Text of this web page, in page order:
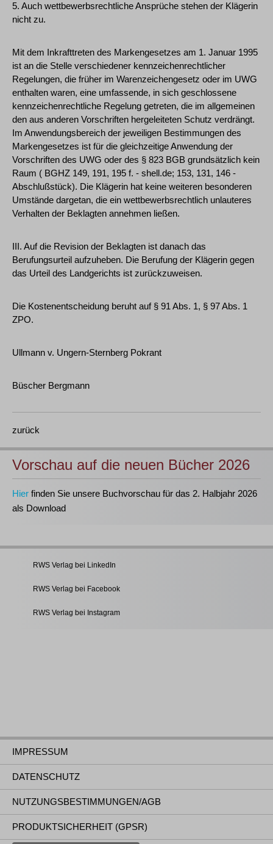
5. Auch wettbewerbsrechtliche Ansprüche stehen der Klägerin
nicht zu.
Mit dem Inkrafttreten des Markengesetzes am 1. Januar 1995
ist an die Stelle verschiedener kennzeichenrechtlicher
Regelungen, die früher im Warenzeichengesetz oder im UWG
enthalten waren, eine umfassende, in sich geschlossene
kennzeichenrechtliche Regelung getreten, die im allgemeinen
den aus anderen Vorschriften hergeleiteten Schutz verdrängt.
Im Anwendungsbereich der jeweiligen Bestimmungen des
Markengesetzes ist für die gleichzeitige Anwendung der
Vorschriften des UWG oder des § 823 BGB grundsätzlich kein
Raum ( BGHZ 149, 191, 195 f. - shell.de; 153, 131, 146 -
Abschlußstück). Die Klägerin hat keine weiteren besonderen
Umstände dargetan, die ein wettbewerbsrechtlich unlauteres
Verhalten der Beklagten annehmen ließen.
III. Auf die Revision der Beklagten ist danach das
Berufungsurteil aufzuheben. Die Berufung der Klägerin gegen
das Urteil des Landgerichts ist zurückzuweisen.
Die Kostenentscheidung beruht auf § 91 Abs. 1, § 97 Abs. 1
ZPO.
Ullmann v. Ungern-Sternberg Pokrant
Büscher Bergmann
zurück
Vorschau auf die neuen Bücher 2026
Hier finden Sie unsere Buchvorschau für das 2. Halbjahr 2026
als Download
RWS Verlag bei LinkedIn
RWS Verlag bei Facebook
RWS Verlag bei Instagram
IMPRESSUM
DATENSCHUTZ
NUTZUNGSBESTIMMUNGEN/AGB
PRODUKTSICHERHEIT (GPSR)